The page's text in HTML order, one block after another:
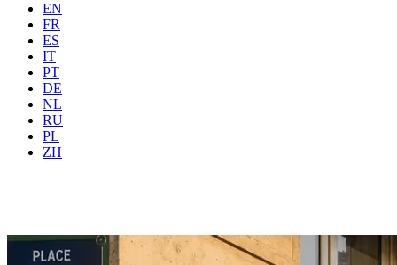
EN
FR
ES
IT
PT
DE
NL
RU
PL
ZH
Onde Todas
Hóspedes